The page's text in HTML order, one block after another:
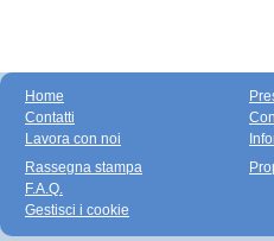
Home
Contatti
Lavora con noi
Rassegna stampa
F.A.Q.
Gestisci i cookie